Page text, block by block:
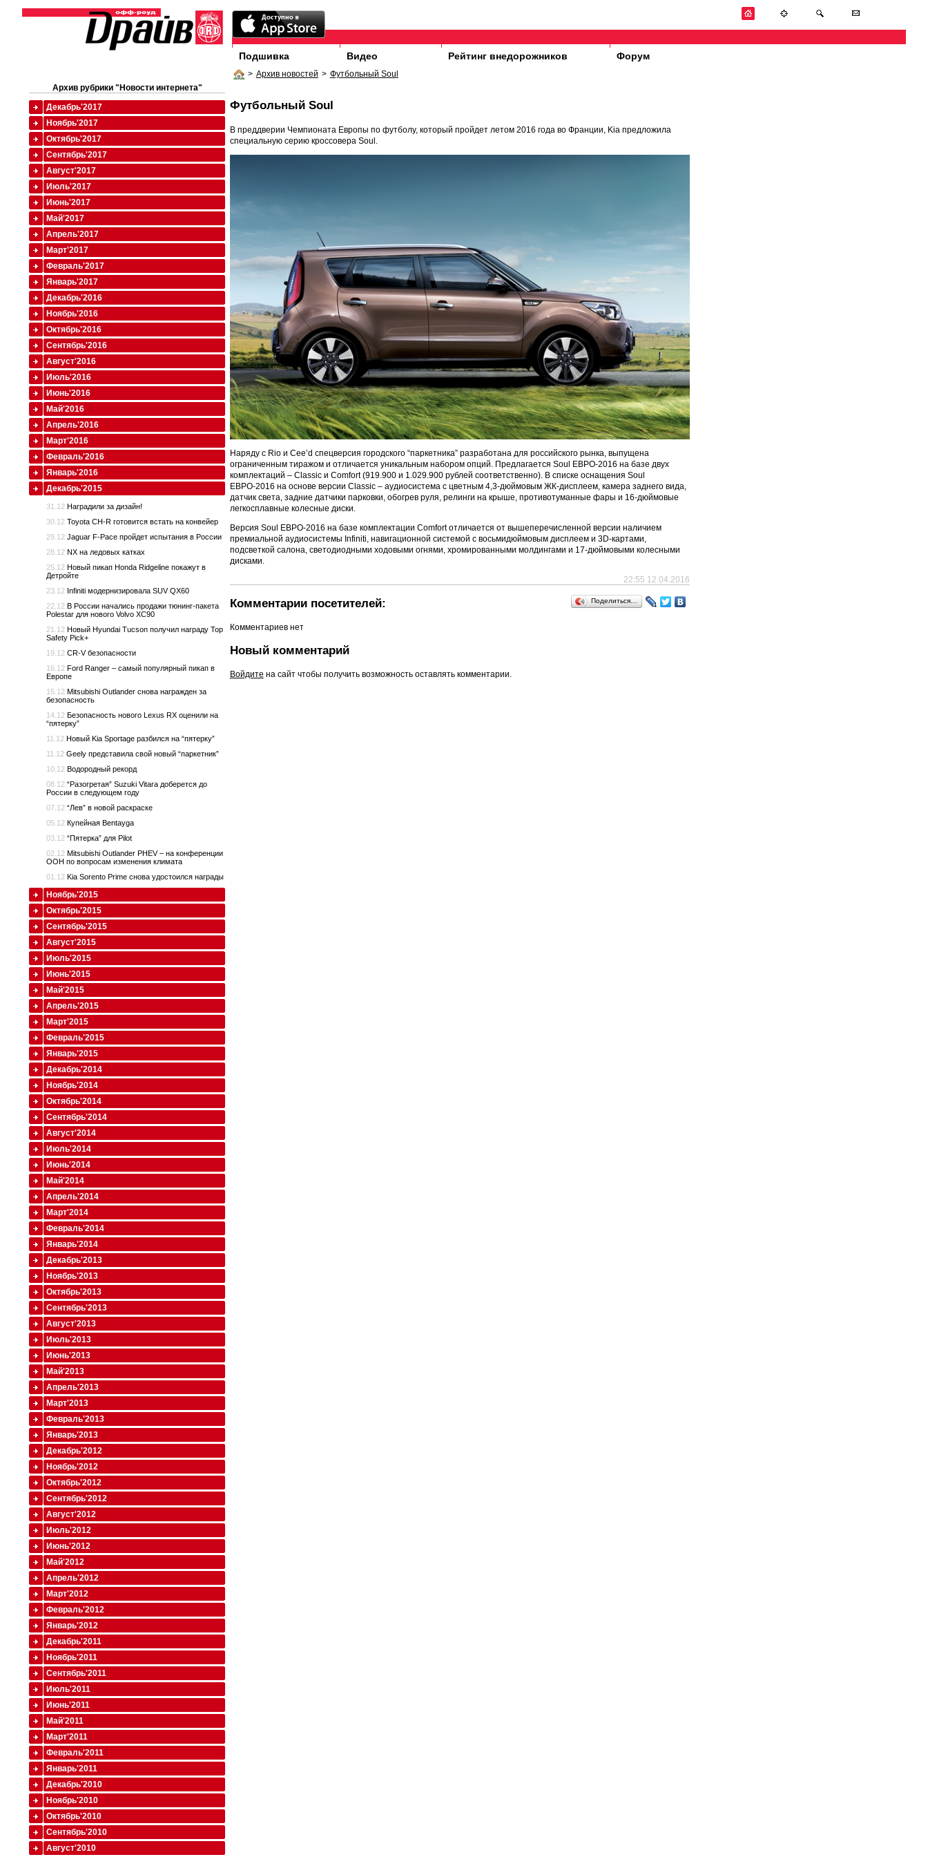
Подшивка Видео Рейтинг внедорожников Форум
> Архив новостей > Футбольный Soul
Футбольный Soul
В преддверии Чемпионата Европы по футболу, который пройдет летом 2016 года во Франции, Kia предложила
специальную серию кроссовера Soul.
Наряду с Rio и Cee’d спецверсия городского “паркетника” разработана для российского рынка, выпущена
ограниченным тиражом и отличается уникальным набором опций. Предлагается Soul ЕВРО-2016 на базе двух
комплектаций – Classic и Comfort (919.900 и 1.029.900 рублей соответственно). В списке оснащения Soul
ЕВРО-2016 на основе версии Classic – аудиосистема с цветным 4,3-дюймовым ЖК-дисплеем, камера заднего вида,
датчик света, задние датчики парковки, обогрев руля, релинги на крыше, противотуманные фары и 16-дюймовые
легкосплавные колесные диски.
Версия Soul ЕВРО-2016 на базе комплектации Comfort отличается от вышеперечисленной версии наличием
премиальной аудиосистемы Infiniti, навигационной системой с восьмидюймовым дисплеем и 3D-картами,
подсветкой салона, светодиодными ходовыми огнями, хромированными молдингами и 17-дюймовыми колесными
дисками.
22:55 12.04.2016
Поделиться…
Комментарии посетителей:
Комментариев нет
Новый комментарий
Войдите на сайт чтобы получить возможность оставлять комментарии.
Архив рубрики "Новости интернета"
Декабрь'2017
Ноябрь'2017
Октябрь'2017
Сентябрь'2017
Август'2017
Июль'2017
Июнь'2017
Май'2017
Апрель'2017
Март'2017
Февраль'2017
Январь'2017
Декабрь'2016
Ноябрь'2016
Октябрь'2016
Сентябрь'2016
Август'2016
Июль'2016
Июнь'2016
Май'2016
Апрель'2016
Март'2016
Февраль'2016
Январь'2016
Декабрь'2015
31.12 Наградили за дизайн!
30.12 Toyota CH-R готовится встать на конвейер
29.12 Jaguar F-Pace пройдет испытания в России
28.12 NX на ледовых катках
25.12 Новый пикап Honda Ridgeline покажут в
Детройте
23.12 Infiniti модернизировала SUV QX60
22.12 В России начались продажи тюнинг-пакета
Polestar для нового Volvo XC90
21.12 Новый Hyundai Tucson получил награду Top
Safety Pick+
19.12 CR-V безопасности
16.12 Ford Ranger – самый популярный пикап в
Европе
15.12 Mitsubishi Outlander снова награжден за
безопасность
14.12 Безопасность нового Lexus RX оценили на
“пятерку”
11.12 Новый Kia Sportage разбился на “пятерку”
11.12 Geely представила свой новый “паркетник”
10.12 Водородный рекорд
08.12 “Разогретая” Suzuki Vitara доберется до
России в следующем году
07.12 “Лев” в новой раскраске
05.12 Купейная Bentayga
03.12 “Пятерка” для Pilot
02.12 Mitsubishi Outlander PHEV – на конференции
ООН по вопросам изменения климата
01.12 Kia Sorento Prime снова удостоился награды
Ноябрь'2015
Октябрь'2015
Сентябрь'2015
Август'2015
Июль'2015
Июнь'2015
Май'2015
Апрель'2015
Март'2015
Февраль'2015
Январь'2015
Декабрь'2014
Ноябрь'2014
Октябрь'2014
Сентябрь'2014
Август'2014
Июль'2014
Июнь'2014
Май'2014
Апрель'2014
Март'2014
Февраль'2014
Январь'2014
Декабрь'2013
Ноябрь'2013
Октябрь'2013
Сентябрь'2013
Август'2013
Июль'2013
Июнь'2013
Май'2013
Апрель'2013
Март'2013
Февраль'2013
Январь'2013
Декабрь'2012
Ноябрь'2012
Октябрь'2012
Сентябрь'2012
Август'2012
Июль'2012
Июнь'2012
Май'2012
Апрель'2012
Март'2012
Февраль'2012
Январь'2012
Декабрь'2011
Ноябрь'2011
Сентябрь'2011
Июль'2011
Июнь'2011
Май'2011
Март'2011
Февраль'2011
Январь'2011
Декабрь'2010
Ноябрь'2010
Октябрь'2010
Сентябрь'2010
Август'2010